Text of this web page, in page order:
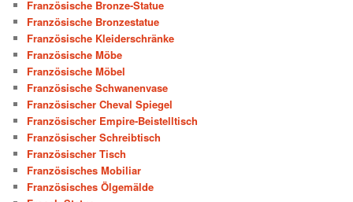
Französische Bronze-Statue
Französische Bronzestatue
Französische Kleiderschränke
Französische Möbe
Französische Möbel
Französische Schwanenvase
Französischer Cheval Spiegel
Französischer Empire-Beistelltisch
Französischer Schreibtisch
Französischer Tisch
Französisches Mobiliar
Französisches Ölgemälde